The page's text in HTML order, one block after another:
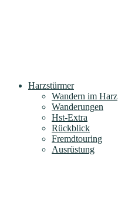
Harzstürmer
Wandern im Harz
Wanderungen
Hst-Extra
Rückblick
Fremdtouring
Ausrüstung